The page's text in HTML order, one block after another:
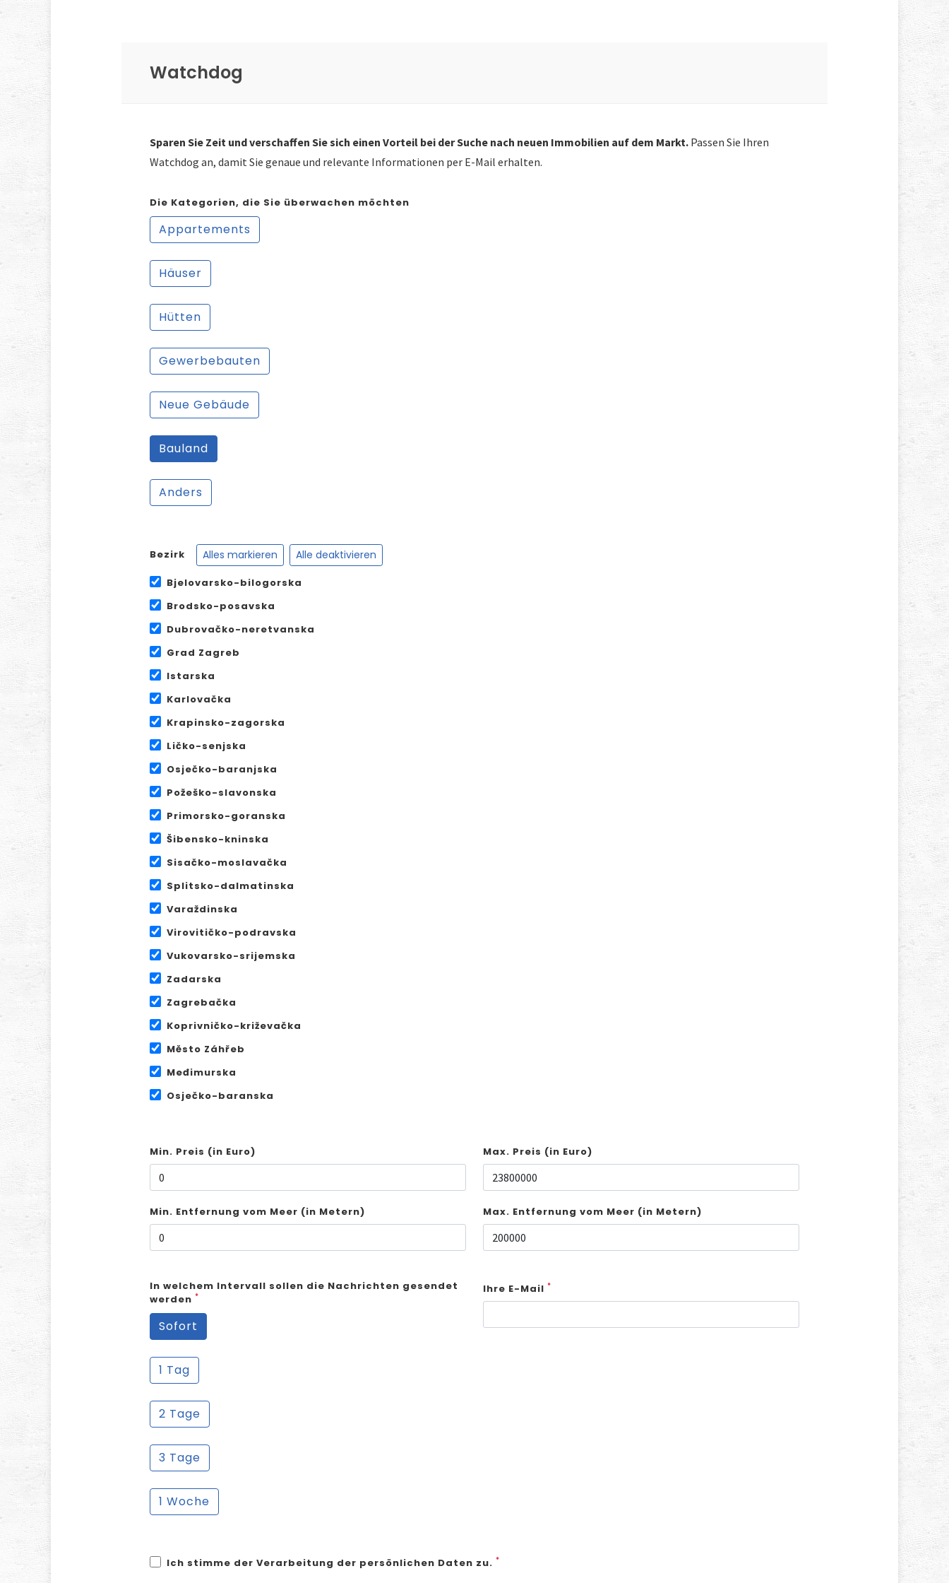
Watchdog
Sparen Sie Zeit und verschaffen Sie sich einen Vorteil bei der Suche nach neuen Immobilien auf dem Markt. Passen Sie Ihren
Watchdog an, damit Sie genaue und relevante Informationen per E-Mail erhalten.
Die Kategorien, die Sie überwachen möchten
Appartements
Häuser
Hütten
Gewerbebauten
Neue Gebäude
Bauland
Anders
Bezirk Alles markieren Alle deaktivieren
Bjelovarsko-bilogorska
Brodsko-posavska
Dubrovačko-neretvanska
Grad Zagreb
Istarska
Karlovačka
Krapinsko-zagorska
Ličko-senjska
Osječko-baranjska
Požeško-slavonska
Primorsko-goranska
Šibensko-kninska
Sisačko-moslavačka
Splitsko-dalmatinska
Varaždinska
Virovitičko-podravska
Vukovarsko-srijemska
Zadarska
Zagrebačka
Koprivničko-križevačka
Město Záhřeb
Međimurska
Osječko-baranska
Min. Preis (in Euro) Max. Preis (in Euro)
Min. Entfernung vom Meer (in Metern) Max. Entfernung vom Meer (in Metern)
In welchem Intervall sollen die Nachrichten gesendet
werden *
Sofort
1 Tag
2 Tage
3 Tage
1 Woche
Ihre E-Mail *
Ich stimme der Verarbeitung der persönlichen Daten zu. *